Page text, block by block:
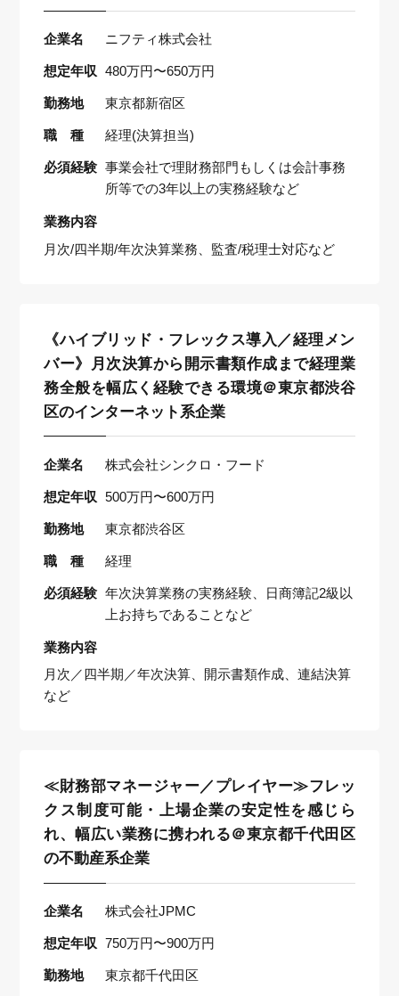
企業名 ニフティ株式会社
想定年収 480万円〜650万円
勤務地 東京都新宿区
職 種 経理(決算担当)
必須経験 事業会社で理財務部門もしくは会計事務
所等での3年以上の実務経験など
業務内容
月次/四半期/年次決算業務、監査/税理士対応など
《ハイブリッド・フレックス導入／経理メン
バー》月次決算から開示書類作成まで経理業
務全般を幅広く経験できる環境＠東京都渋谷
区のインターネット系企業
企業名 株式会社シンクロ・フード
想定年収 500万円〜600万円
勤務地 東京都渋谷区
職 種 経理
必須経験 年次決算業務の実務経験、日商簿記2級以
上お持ちであることなど
業務内容
月次／四半期／年次決算、開示書類作成、連結決算
など
≪財務部マネージャー／プレイヤー≫フレッ
クス制度可能・上場企業の安定性を感じら
れ、幅広い業務に携われる＠東京都千代田区
の不動産系企業
企業名 株式会社JPMC
想定年収 750万円〜900万円
勤務地 東京都千代田区